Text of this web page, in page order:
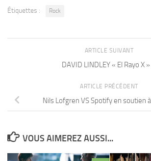
Étiquettes : Rock
ARTICLE SUIVANT
DAVID LINDLEY « El Rayo X »
ARTICLE PRÉCÉDENT
Nils Lofgren VS Spotify en soutien
VOUS AIMEREZ AUSSI...